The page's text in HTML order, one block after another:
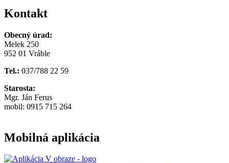
Kontakt
Obecný úrad:
Melek 250
952 01 Vráble
Tel.: 037/788 22 59
Starosta:
Mgr. Ján Ferus
mobil: 0915 715 264
Mobilná aplikácia